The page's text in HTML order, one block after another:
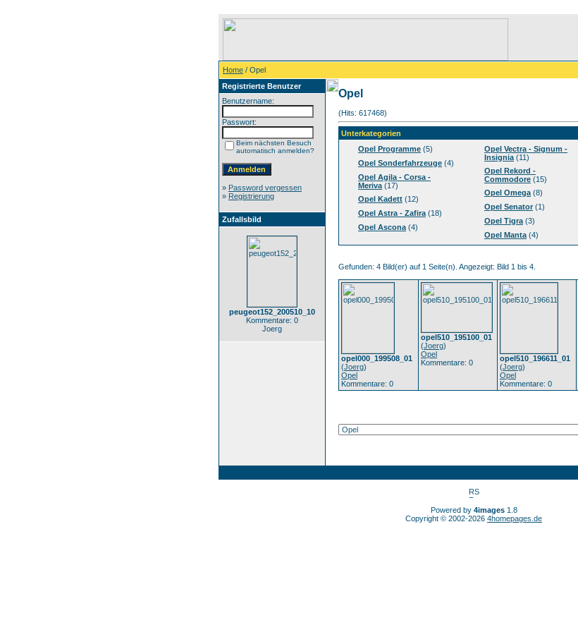
Home / Opel
Registrierte Benutzer
Benutzername:
Passwort:
Beim nächsten Besuch
automatisch anmelden?
» Password vergessen
» Registrierung
Zufallsbild
peugeot152_200510_10
Kommentare: 0
Joerg
Opel
(Hits: 617468)
Unterkategorien
Opel Programme (5)
Opel Sonderfahrzeuge (4)
Opel Agila - Corsa -
Meriva (17)
Opel Kadett (12)
Opel Astra - Zafira (18)
Opel Ascona (4)
Opel Vectra - Signum -
Insignia (11)
Opel Rekord -
Commodore (15)
Opel Omega (8)
Opel Senator(1)
Opel Tigra (3)
Opel Manta (4)
Gefunden: 4 Bild(er) auf 1 Seite(n). Angezeigt: Bild 1 bis 4.
opel000_199508_01
(Joerg)
Opel
Kommentare: 0
opel510_195100_01
(Joerg)
Opel
Kommentare: 0
opel510_196611_01
(Joerg)
Opel
Kommentare: 0
Powered by 4images1.8
Copyright © 2002-2026 4homepages.de